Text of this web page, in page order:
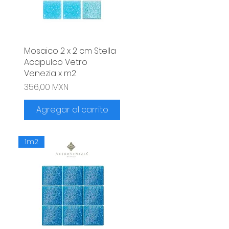
Vista rápida
Mosaico 2 x 2 cm Stella
Acapulco Vetro
Venezia x m2
Precio
356,00 MXN
Agregar al carrito
1m2